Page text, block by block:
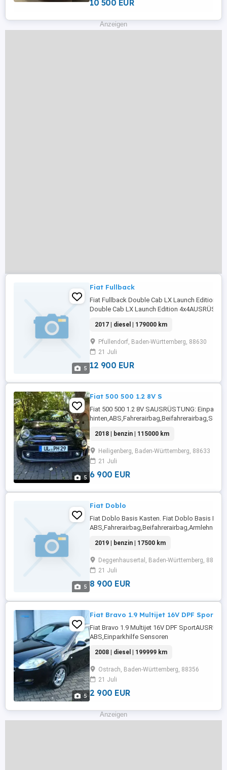
10 500 EUR
Anzeigen
5
Fiat Fullback
Fiat Fullback Double Cab LX Launch Edition
Double Cab LX Launch Edition
Automatik,Tagfahrlicht,Elektrische ...
2017 | diesel | 179000 km
Pfullendorf, Baden-Württemberg, 88630
21 Juli
12 900 EUR
5
Fiat 500 500 1.2 8V S
Fiat 500 500 1.2 8V SAUSRÜSTUNG:
...
2018 | benzin | 115000 km
Heiligenberg, Baden-Württemberg, 88633
21 Juli
6 900 EUR
5
Fiat Doblo
Fiat Doblo Basis Kasten. Fiat Doblo Basis
Inspektion: 2027-12-01T00:00:00.000ZDetails:
2019 | benzin | 17500 km
Deggenhausertal, Baden-Württemberg, 88693
21 Juli
8 900 EUR
5
Fiat Bravo 1.9 Multijet 16V DPF Sport
Fiat Bravo 1.9 Multijet 16V DPF
ABS,Einparkhilfe Sensoren
...
2008 | diesel | 199999 km
Ostrach, Baden-Württemberg, 88356
21 Juli
2 900 EUR
Anzeigen